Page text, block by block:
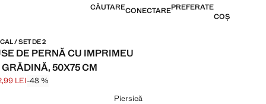
CĂUTARECONECTAREPREFERATE
COȘ
/ SET DE 2
DE PERNĂ CU IMPRIMEU
GRĂDINĂ, 50X75 CM
[179,99 LEI ]
LEI ]
LEI-48 %
Piersică